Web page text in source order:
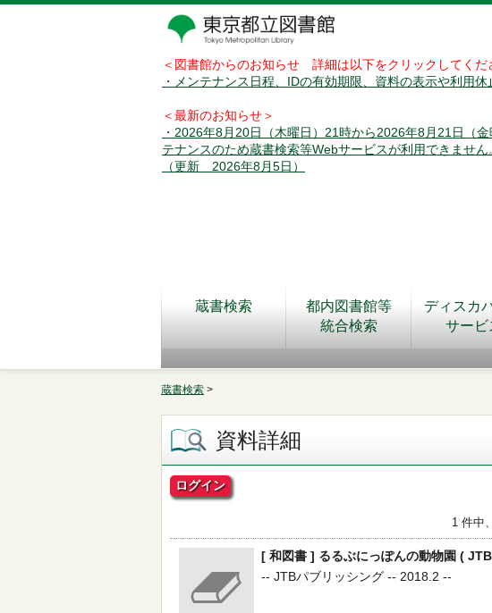
＜図書館からのお知らせ 詳細は以下をクリックしてくだ
・メンテナンス日程、IDの有効期限、資料の表示や利用休
＜最新のお知らせ＞
・2026年8月20日（木曜日）21時から2026年8月21日（
テナンスのため蔵書検索等Webサービスが利用できません
（更新 2026年8月5日）
蔵書検索
都内図書館等
統合検索
ディスカ
サービ
蔵書検索 >
資料詳細
ログイン
1 件中
[ 和図書 ] るるぶにっぽんの動物園 (
-- JTBパブリッシング -- 2018.2 --